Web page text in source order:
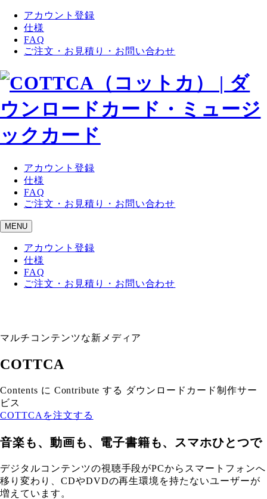
アカウント登録
仕様
FAQ
ご注文・お見積り・お問い合わせ
アカウント登録
仕様
FAQ
ご注文・お見積り・お問い合わせ
MENU
アカウント登録
仕様
FAQ
ご注文・お見積り・お問い合わせ
マルチコンテンツな新メディア
COTTCA
Contents に Contribute する ダウンロードカード制作サー
ビス
COTTCAを注文する
音楽も、動画も、電子書籍も、スマホひとつで
デジタルコンテンツの視聴手段がPCからスマートフォンへ
移り変わり、CDやDVDの再生環境を持たないユーザーが
増えています。